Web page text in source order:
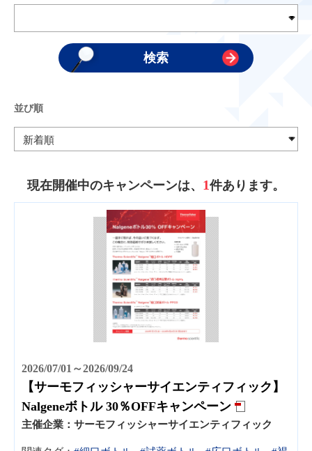
並び順
現在開催中のキャンペーンは、 1件あります。
2026/07/01～2026/09/24
【サーモフィッシャーサイエンティフィック】
Nalgeneボトル 30％OFFキャンペーン
主催企業： サーモフィッシャーサイエンティフィック